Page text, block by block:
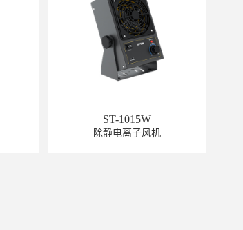
ST-1015W
除静电离子风机